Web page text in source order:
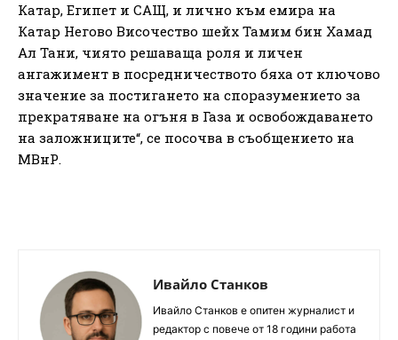
Катар, Египет и САЩ, и лично към емира на
Катар Негово Височество шейх Тамим бин Хамад
Ал Тани, чиято решаваща роля и личен
ангажимент в посредничеството бяха от ключово
значение за постигането на споразумението за
прекратяване на огъня в Газа и освобождаването
на заложниците“, се посочва в съобщението на
МВнР.
Ивайло Станков
Ивайло Станков е опитен журналист и
редактор с повече от 18 години работа